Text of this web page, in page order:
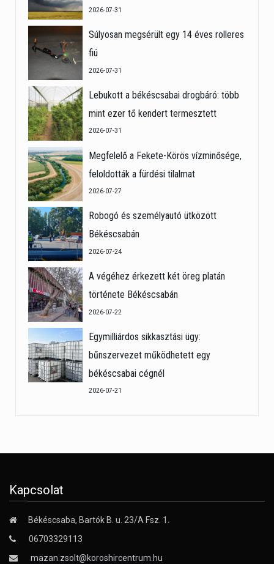
2026-07-31
Súlyosan megsérült egy 14 éves rolleres
fiú
2026-07-31
Lebukott a békéscsabai drogbáró: több
mint ezer tő kendert termesztett
2026-07-31
Megfelelő a Fekete-Körös vízminősége,
feloldották a fürdési tilalmat
2026-07-27
Robogó és személyautó ütközött
Békéscsabán
2026-07-24
A végéhez érkezett két öreg platán
története Békéscsabán
2026-07-22
Egymilliárdos sikkasztási ügy:
bűnszervezet működhetett egy
békéscsabai cégnél
2026-07-21
Kapcsolat
Békéscsaba, Bartók B. u. 23/A Fsz. 1.
06703329113
mazan.zsolt@koroshircentrum.hu